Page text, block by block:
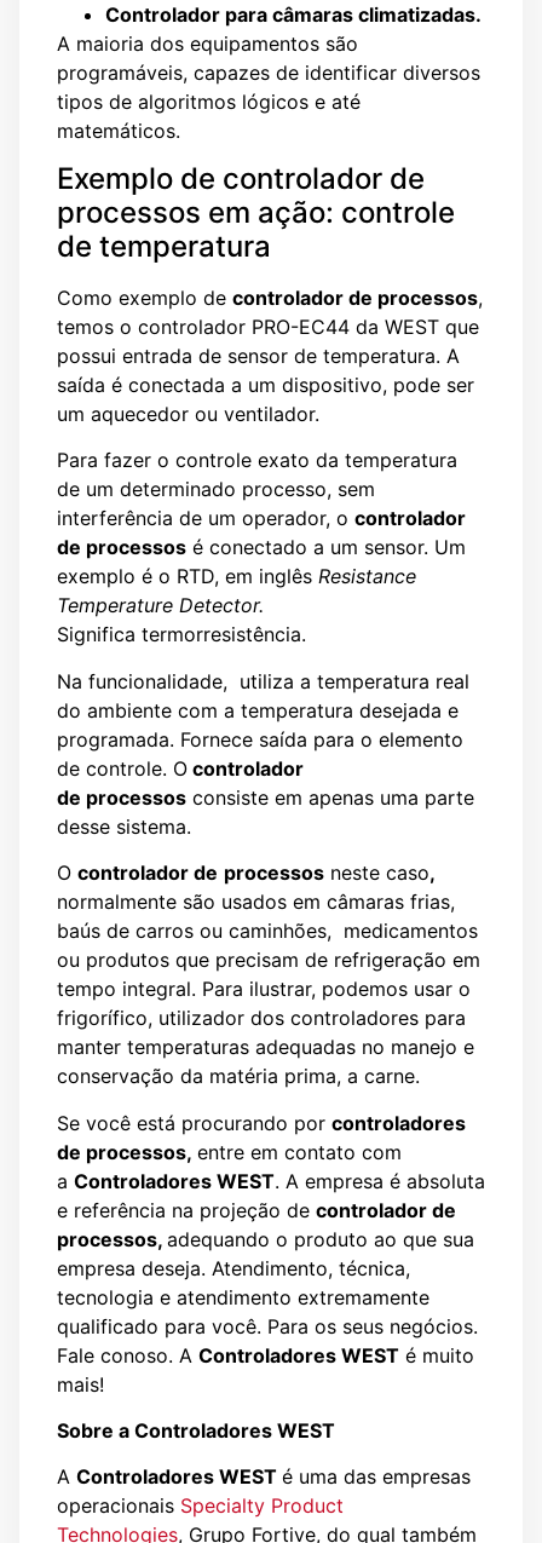
Controlador para câmaras climatizadas.
A maioria dos equipamentos são
programáveis, capazes de identificar diversos
tipos de algoritmos lógicos e até
matemáticos.
Exemplo de controlador de
processos em ação: controle
de temperatura
Como exemplo de controlador de processos,
temos o controlador PRO-EC44 da WEST que
possui entrada de sensor de temperatura. A
saída é conectada a um dispositivo, pode ser
um aquecedor ou ventilador.
Para fazer o controle exato da temperatura
de um determinado processo, sem
interferência de um operador, o controlador
de processos é conectado a um sensor. Um
exemplo é o RTD, em inglês Resistance
Temperature Detector.
Significa termorresistência.
Na funcionalidade, utiliza a temperatura real
do ambiente com a temperatura desejada e
programada. Fornece saída para o elemento
de controle. O controlador
de processos consiste em apenas uma parte
desse sistema.
O controlador de processos neste caso,
normalmente são usados em câmaras frias,
baús de carros ou caminhões, medicamentos
ou produtos que precisam de refrigeração em
tempo integral. Para ilustrar, podemos usar o
frigorífico, utilizador dos controladores para
manter temperaturas adequadas no manejo e
conservação da matéria prima, a carne.
Se você está procurando por controladores
de processos, entre em contato com
a Controladores WEST. A empresa é absoluta
e referência na projeção de controlador de
processos, adequando o produto ao que sua
empresa deseja. Atendimento, técnica,
tecnologia e atendimento extremamente
qualificado para você. Para os seus negócios.
Fale conoso. A Controladores WEST é muito
mais!
Sobre a Controladores WEST
A Controladores WEST é uma das empresas
operacionais Specialty Product
Technologies, Grupo Fortive, do qual também